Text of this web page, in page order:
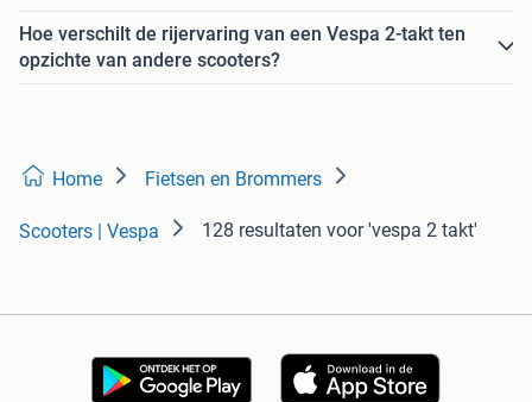
Hoe verschilt de rijervaring van een Vespa 2-takt ten
opzichte van andere scooters?
Home Fietsen en Brommers
Scooters | Vespa 128 resultaten voor 'vespa 2 takt'